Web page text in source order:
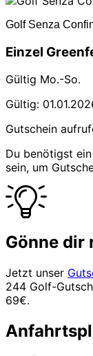
Golf Senza
Einzel
Gültig Mo.-So.
Gültig:
Gutschein
Du benötigst ein
sein, um
Gönne dir
Jetzt unser
244 Golf-
69€.